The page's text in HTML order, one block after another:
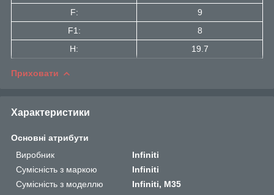
F:
9
F1:
8
H:
19.7
Приховати
Характеристики
Основні атрибути
Виробник
Infiniti
Сумісність з маркою
Infiniti
Сумісність з моделлю
Infiniti, M35